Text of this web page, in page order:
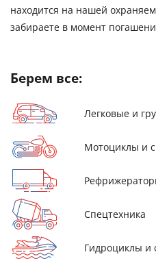
находится на нашей
забираете в момент
Берем все:
Легковые и
Мотоциклы и
Спецтехника
Гидроциклы и